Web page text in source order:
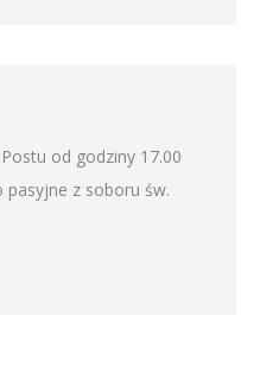
od godziny 17.00
z soboru św.